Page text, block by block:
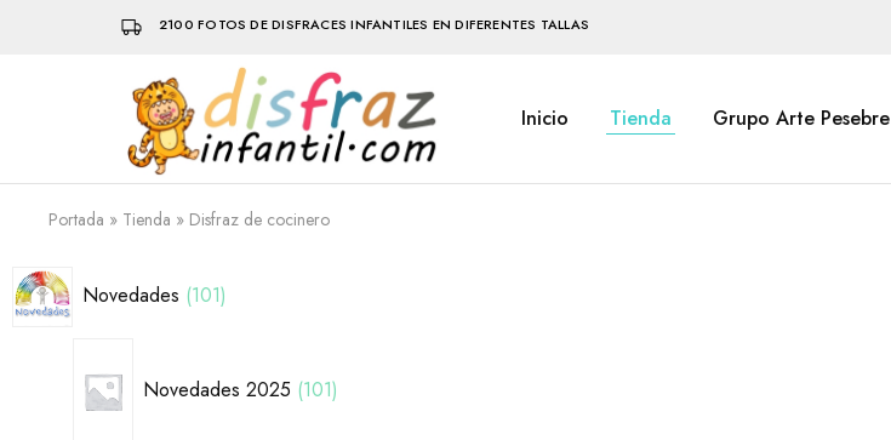
2100 FOTOS DE DISFRACES INFANTILES EN DIFERENTES TALLAS
Disfraz
Infantil
Disfraces
infantiles
que
hacen
la
Inicio Tienda Grupo Arte Pesebre
Portada » Tienda » Disfraz de cocinero
Novedades 101
Novedades 2025 101